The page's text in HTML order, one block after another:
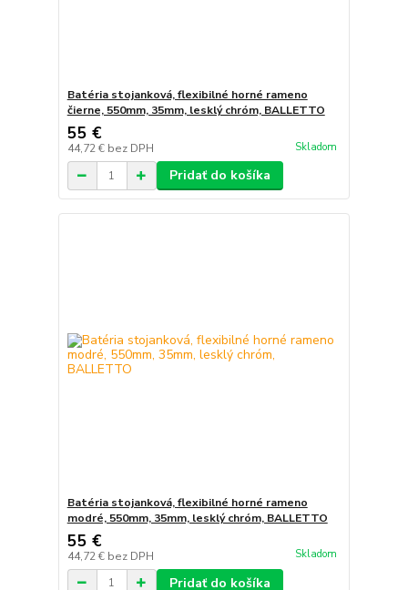
Batéria stojanková, flexibilné horné rameno
čierne, 550mm, 35mm, lesklý chróm, BALLETTO
55 €
44,72 € bez DPH Skladom
Pridať do košíka
Batéria stojanková, flexibilné horné rameno
modré, 550mm, 35mm, lesklý chróm, BALLETTO
55 €
44,72 € bez DPH Skladom
Pridať do košíka